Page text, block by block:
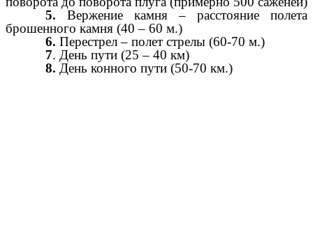
5. Вержение камня – расстояние полета
брошенного камня (40 – 60 м.)
6. Перестрел – полет стрелы (60-70 м.)
7. День пути (25 – 40 км)
8. День конного пути (50-70 км.)